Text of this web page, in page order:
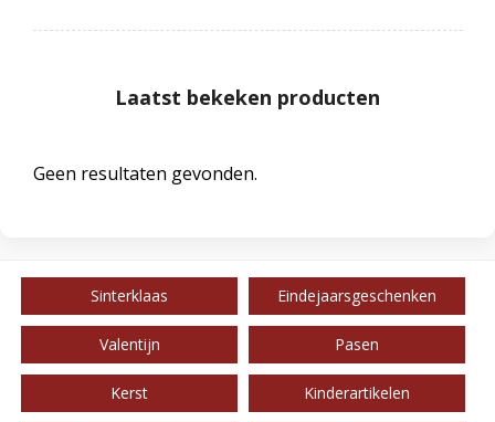
Laatst bekeken producten
Geen resultaten gevonden.
Sinterklaas Eindejaarsgeschenken
Valentijn Pasen
Kerst Kinderartikelen